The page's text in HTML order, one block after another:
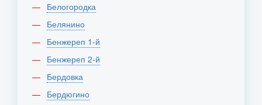
Белогородка
Белянино
Бенжереп 1-й
Бенжереп 2-й
Бердовка
Бердюгино